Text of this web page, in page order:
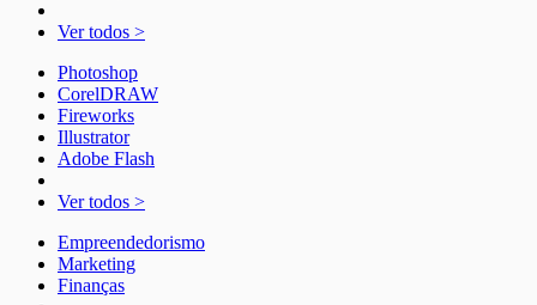
Ver todos >
Photoshop
CorelDRAW
Fireworks
Illustrator
Adobe Flash
Ver todos >
Empreendedorismo
Marketing
Finanças